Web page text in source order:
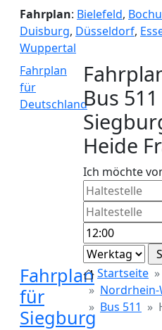
Fahrplan: Bielefeld,
Duisburg, Düsseldorf,
Wuppertal
Fahrplan
für
DeutschlandBus
Heide
Ich möchte
Fahrplan
für
Siegburg
Startseite
Nordrhein-
Bus 511